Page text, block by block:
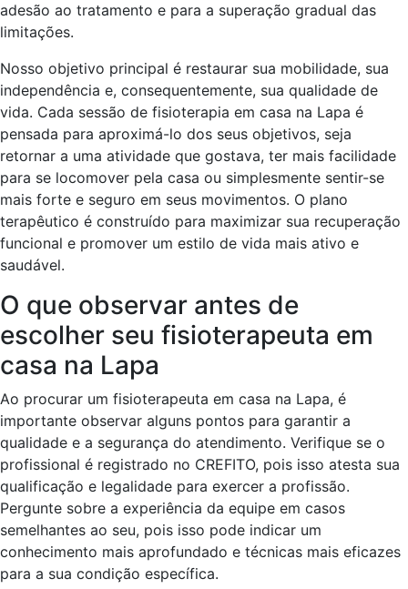
adesão ao tratamento e para a superação gradual das
limitações.
Nosso objetivo principal é restaurar sua mobilidade, sua
independência e, consequentemente, sua qualidade de
vida. Cada sessão de fisioterapia em casa na Lapa é
pensada para aproximá-lo dos seus objetivos, seja
retornar a uma atividade que gostava, ter mais facilidade
para se locomover pela casa ou simplesmente sentir-se
mais forte e seguro em seus movimentos. O plano
terapêutico é construído para maximizar sua recuperação
funcional e promover um estilo de vida mais ativo e
saudável.
O que observar antes de
escolher seu fisioterapeuta em
casa na Lapa
Ao procurar um fisioterapeuta em casa na Lapa, é
importante observar alguns pontos para garantir a
qualidade e a segurança do atendimento. Verifique se o
profissional é registrado no CREFITO, pois isso atesta sua
qualificação e legalidade para exercer a profissão.
Pergunte sobre a experiência da equipe em casos
semelhantes ao seu, pois isso pode indicar um
conhecimento mais aprofundado e técnicas mais eficazes
para a sua condição específica.